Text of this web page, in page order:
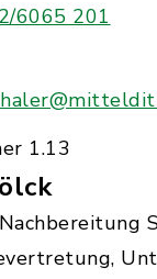
6065 201
1.13